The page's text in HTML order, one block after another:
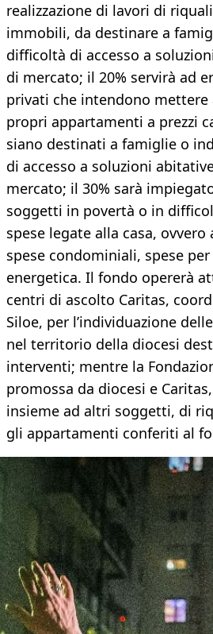
realizzazione di lavori di
immobili, da destinare a
difficoltà di accesso a
di mercato; il 20% servirà ad
privati che intendono mettere
propri appartamenti a prezzi
siano destinati a famiglie o
di accesso a soluzioni
mercato; il 30% sarà
soggetti in povertà o in
spese legate alla casa,
spese condominiali, spese
energetica. Il fondo opererà
centri di ascolto Caritas,
Siloe, per l’individuazione
nel territorio della diocesi
interventi; mentre la
promossa da diocesi e
insieme ad altri soggetti, di
gli appartamenti conferiti al